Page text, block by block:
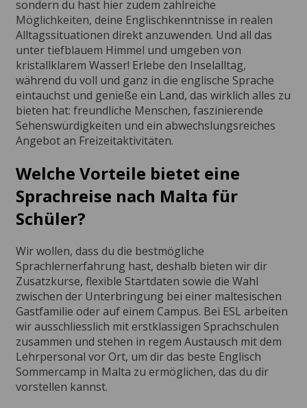
sondern du hast hier zudem zahlreiche
Möglichkeiten, deine Englischkenntnisse in realen
Alltagssituationen direkt anzuwenden. Und all das
unter tiefblauem Himmel und umgeben von
kristallklarem Wasser! Erlebe den Inselalltag,
während du voll und ganz in die englische Sprache
eintauchst und genieße ein Land, das wirklich alles zu
bieten hat: freundliche Menschen, faszinierende
Sehenswürdigkeiten und ein abwechslungsreiches
Angebot an Freizeitaktivitäten.
Welche Vorteile bietet eine
Sprachreise nach Malta für
Schüler?
Wir wollen, dass du die bestmögliche
Sprachlernerfahrung hast, deshalb bieten wir dir
Zusatzkurse, flexible Startdaten sowie die Wahl
zwischen der Unterbringung bei einer maltesischen
Gastfamilie oder auf einem Campus. Bei ESL arbeiten
wir ausschliesslich mit erstklassigen Sprachschulen
zusammen und stehen in regem Austausch mit dem
Lehrpersonal vor Ort, um dir das beste Englisch
Sommercamp in Malta zu ermöglichen, das du dir
vorstellen kannst.